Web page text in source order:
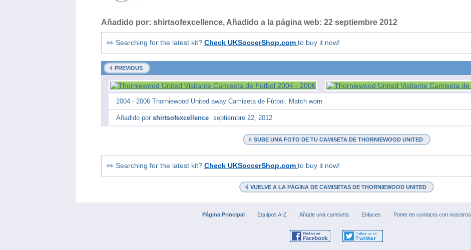
Añadido por: shirtsofexcellence, Añadido a la página web: 22 septiembre 2012
👀 Searching for the latest kit? Check UKSoccerShop.com to buy it now!
PREVIOUS
2004 - 2006 Thorniewood United away Camiseta de Fútbol. Match worn
Añadido por shirtsofexcellence septiembre 22, 2012
SUBE UNA FOTO DE TU CAMISETA DE THORNIEWOOD UNITED
👀 Searching for the latest kit? Check UKSoccerShop.com to buy it now!
VUELVE A LA PÁGINA DE CAMISETAS DE THORNIEWOOD UNITED
Página Principal Equipos A-Z Añade una camiseta Enlaces Ponte en contacto con nosotros